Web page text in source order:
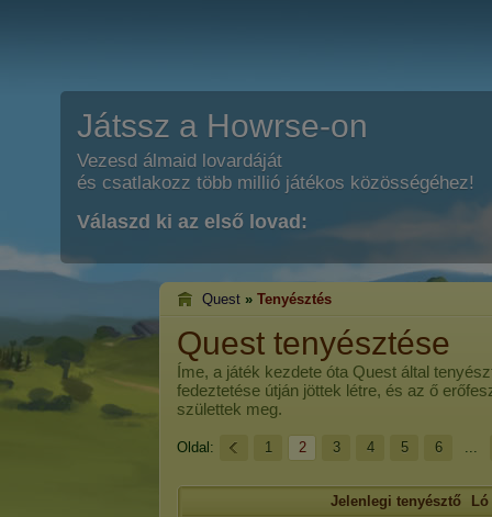
Játssz a Howrse-on
Vezesd álmaid lovardáját
és csatlakozz több millió játékos közösségéhez!
Válaszd ki az első lovad:
Quest » Tenyésztés
Quest tenyésztése
Íme, a játék kezdete óta Quest által
fedeztetése útján jöttek létre, és az ő
születtek meg.
Oldal: 1 2 3 4 5 6 ...
Jelenlegi tenyésztő Ló